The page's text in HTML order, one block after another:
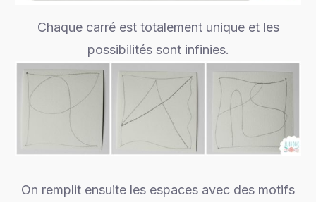
Chaque carré est totalement unique et les
possibilités sont infinies.
On remplit ensuite les espaces avec des motifs